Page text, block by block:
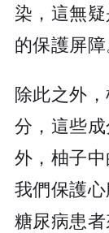
染，這無
的保護屏障
除此之外
分，這些
外，柚子
我們保護
糖尿病患